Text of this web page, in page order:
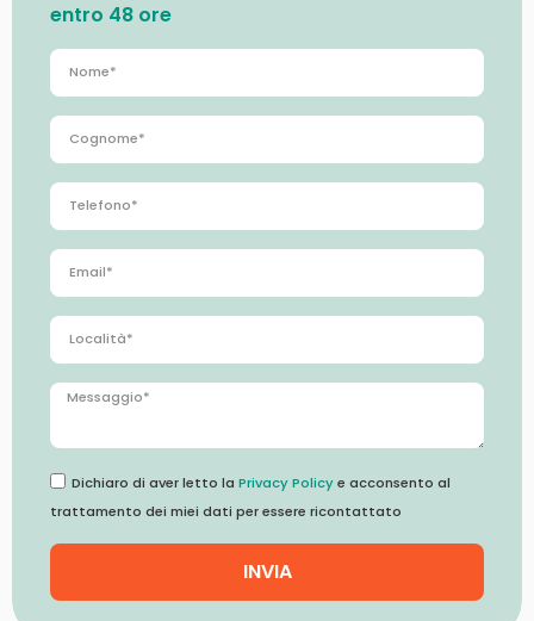
entro 48 ore
Dichiaro di aver letto la Privacy Policye acconsento al
trattamento dei miei dati per essere ricontattato
INVIA